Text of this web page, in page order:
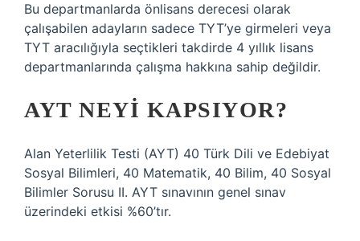
Bu departmanlarda önlisans derecesi olarak
çalışabilen adayların sadece TYT’ye girmeleri veya
TYT aracılığıyla seçtikleri takdirde 4 yıllık lisans
departmanlarında çalışma hakkına sahip değildir.
AYT NEYI KAPSIYOR?
Alan Yeterlilik Testi (AYT) 40 Türk Dili ve Edebiyat
Sosyal Bilimleri, 40 Matematik, 40 Bilim, 40 Sosyal
Bilimler Sorusu II. AYT sınavının genel sınav
üzerindeki etkisi %60’tır.